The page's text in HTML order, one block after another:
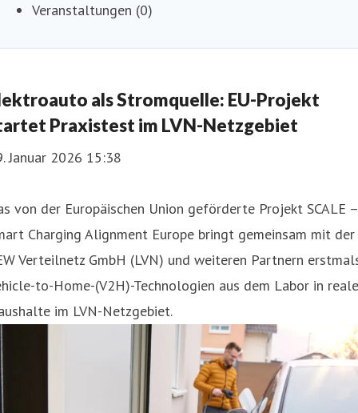
Veranstaltungen (0)
als Stromquelle: EU-Projekt
Praxistest im LVN-Netzgebiet
Januar 2026 15:38
von der Europäischen Union geförderte Projekt SCALE –
Charging Alignment Europe bringt gemeinsam mit der
Verteilnetz GmbH (LVN) und weiteren Partnern
to-Home-(V2H)-Technologien aus dem Labor in reale
im LVN-Netzgebiet.